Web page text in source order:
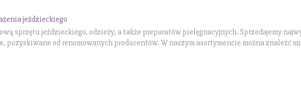
jeździeckiego
sprzętu jeździeckiego, odzieży, a także preparatów pielęgnacyjnych. Sprzedajemy
pozyskiwane od renomowanych producentów. W naszym asortymencie można znaleźć